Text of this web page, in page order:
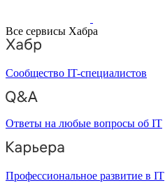
Все сервисы Хабра
Сообщество IT-специалистов
Ответы на любые вопросы об IT
Профессиональное развитие в IT